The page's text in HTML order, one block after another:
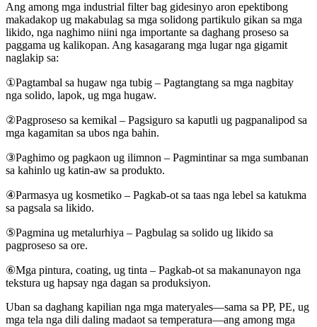
Ang among mga industrial filter bag gidesinyo aron epektibong
makadakop ug makabulag sa mga solidong partikulo gikan sa mga
likido, nga naghimo niini nga importante sa daghang proseso sa
paggama ug kalikopan. Ang kasagarang mga lugar nga gigamit
naglakip sa:
①Pagtambal sa hugaw nga tubig – Pagtangtang sa mga nagbitay
nga solido, lapok, ug mga hugaw.
②Pagproseso sa kemikal – Pagsiguro sa kaputli ug pagpanalipod sa
mga kagamitan sa ubos nga bahin.
③Paghimo og pagkaon ug ilimnon – Pagmintinar sa mga sumbanan
sa kahinlo ug katin-aw sa produkto.
④Parmasya ug kosmetiko – Pagkab-ot sa taas nga lebel sa katukma
sa pagsala sa likido.
⑤Pagmina ug metalurhiya – Pagbulag sa solido ug likido sa
pagproseso sa ore.
⑥Mga pintura, coating, ug tinta – Pagkab-ot sa makanunayon nga
tekstura ug hapsay nga dagan sa produksiyon.
Uban sa daghang kapilian nga mga materyales—sama sa PP, PE, ug
mga tela nga dili daling madaot sa temperatura—ang among mga